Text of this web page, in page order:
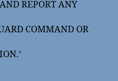
REPORT ANY
COMMAND OR